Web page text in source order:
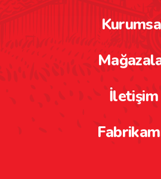
İletişim